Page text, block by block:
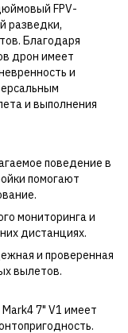
FPV-
разведки,
Благодаря
дрон имеет
и
и выполнения
поведение в
помогают
мониторинга и
дистанциях.
и проверенная
вылетов.
7" V1 имеет